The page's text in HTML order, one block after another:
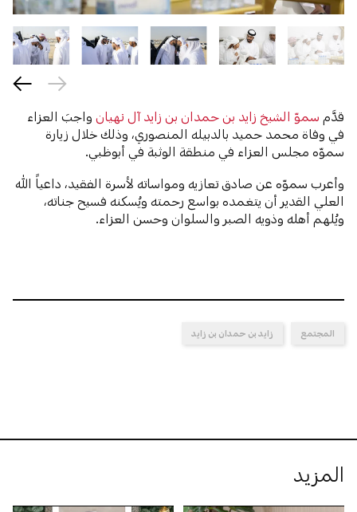
قدَّم سموّ الشيخ زايد بن حمدان بن زايد آل نهيانواجبَ العزاء
في وفاة محمد حميد بالدبيله المنصوري، وذلك خلال زيارة
سموّه مجلس العزاء في منطقة الوثبة في أبوظبي.
وأعرب سموّه عن صادق تعازيه ومواساته لأسرة الفقيد، داعياً الله
العلي القدير أن يتغمده بواسع رحمته ويُسكنه فسيح جناته،
ويُلهم أهله وذويه الصبر والسلوان وحسن العزاء.
المجتمع زايد بن حمدان بن زايد
المزيد